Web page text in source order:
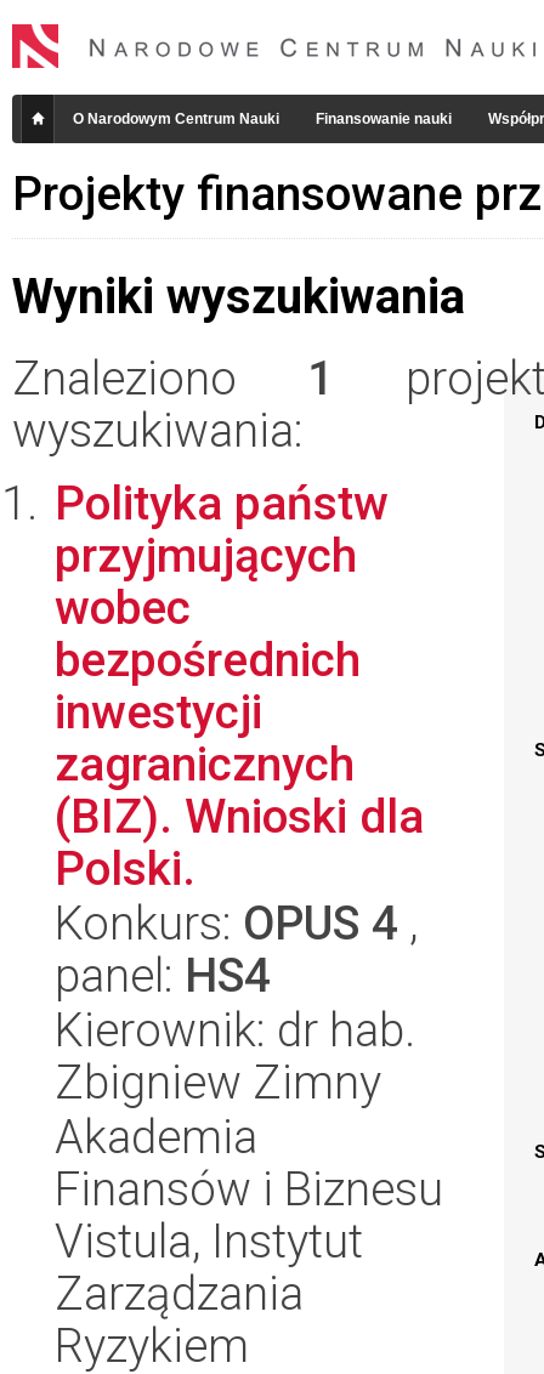
O Narodowym Centrum Nauki Finansowanie nauki
Projekty finansowane
Wyniki wyszukiwania
Znaleziono 1
wyszukiwania:
Polityka państw
przyjmujących
wobec
bezpośrednich
inwestycji
zagranicznych
(BIZ). Wnioski dla
Polski.
Konkurs: OPUS 4 ,
panel: HS4
Kierownik: dr hab.
Zbigniew Zimny
Akademia
Finansów i Biznesu
Vistula, Instytut
Zarządzania
Ryzykiem